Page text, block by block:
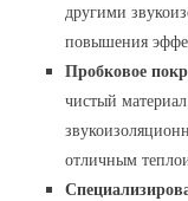
другими
повышения
Пробковое
чистый
отличным